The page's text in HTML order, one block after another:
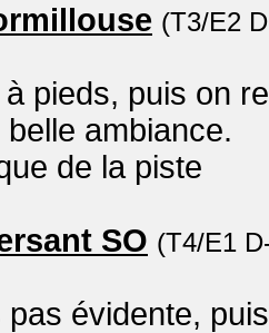
(T3/E2
pieds, puis on
ambiance.
de la piste
SO (T4/E1
pas évidente,